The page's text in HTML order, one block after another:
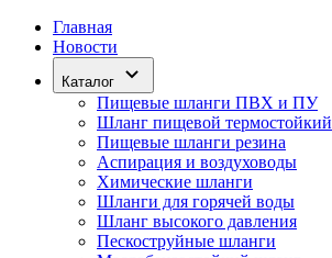
Главная
Новости
Каталог
Пищевые шланги ПВХ и ПУ
Шланг пищевой термостойкий
Пищевые шланги резина
Аспирация и воздуховоды
Химические шланги
Шланги для горячей воды
Шланг высокого давления
Пескоструйные шланги